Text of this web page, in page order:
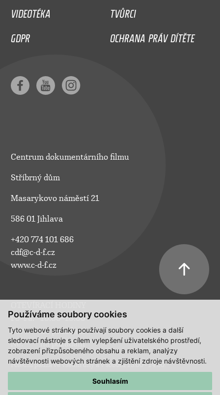
Používáme soubory cookies
Tyto webové stránky používají soubory cookies a další
sledovací nástroje s cílem vylepšení uživatelského prostředí,
zobrazení přizpůsobeného obsahu a reklam, analýzy
návštěvnosti webových stránek a zjištění zdroje návštěvnosti.
Souhlasím
VIDEOTÉKA
TVŮRCI
GDPR
OCHRANA PRÁV DÍTĚTE
Centrum dokumentárního filmu
Stříbrný dům
Masarykovo náměstí 21
586 01 Jihlava
+420 774 101 686
cdf@c-d-f.cz
www.c-d-f.cz
Po–Pá:
10.00–18.00
So:
na požádání
Ne:
na požádání
Polední pauza ve všední dny a v sobotu 13:00 - 14:00.